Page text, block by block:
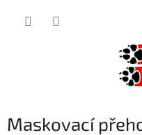
Maskovací